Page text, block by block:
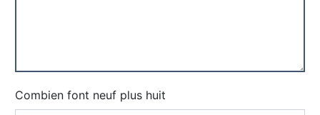
Combien font neuf plus huit